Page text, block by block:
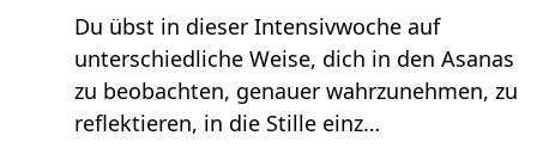
Du übst in dieser Intensivwoche auf
unterschiedliche Weise, dich in den Asanas
zu beobachten, genauer wahrzunehmen, zu
reflektieren, in die Stille einz…